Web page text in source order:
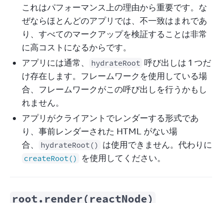
これはパフォーマンス上の理由から重要です。な
ぜならほとんどのアプリでは、不一致はまれであ
り、すべてのマークアップを検証することは非常
に高コストになるからです。
アプリには通常、
hydrateRoot 呼び出しは 1 つだ
け存在します。フレームワークを使用している場
合、フレームワークがこの呼び出しを行うかもし
れません。
アプリがクライアントでレンダーする形式であ
り、事前レンダーされた HTML がない場
合、
hydrateRoot() は使用できません。代わりに
createRoot() を使用してください。
root.render(reactNode)